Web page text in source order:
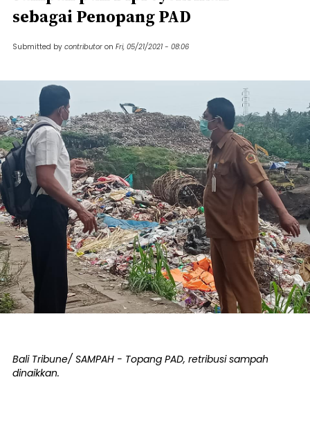
sebagai Penopang PAD
Submitted by contributor on Fri, 05/21/2021 - 08:06
Bali Tribune/ SAMPAH - Topang PAD, retribusi sampah
dinaikkan.